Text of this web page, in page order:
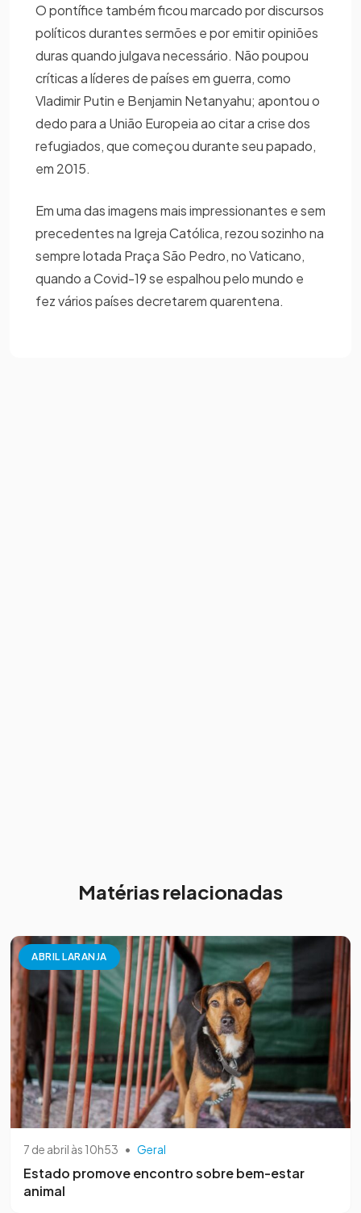
O pontífice também ficou marcado por discursos
políticos durantes sermões e por emitir opiniões
duras quando julgava necessário. Não poupou
críticas a líderes de países em guerra, como
Vladimir Putin e Benjamin Netanyahu; apontou o
dedo para a União Europeia ao citar a crise dos
refugiados, que começou durante seu papado,
em 2015.
Em uma das imagens mais impressionantes e sem
precedentes na Igreja Católica, rezou sozinho na
sempre lotada Praça São Pedro, no Vaticano,
quando a Covid-19 se espalhou pelo mundo e
fez vários países decretarem quarentena.
Matérias relacionadas
ABRIL LARANJA
7 de abril às 10h53 • Geral
Estado promove encontro sobre bem-estar
animal